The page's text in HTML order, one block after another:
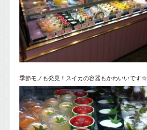
季節モノも発見！スイカの容器もかわいいです☆